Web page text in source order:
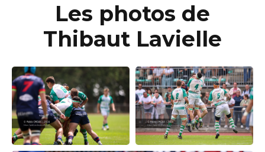
Les photos de
Thibaut Lavielle